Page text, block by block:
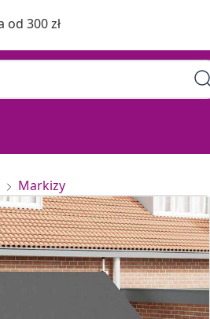
Darmowa dostawa od 300 zł
Markizy